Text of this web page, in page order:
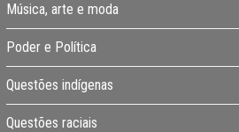
Música, arte e moda
Poder e Política
Questões indígenas
Questões raciais